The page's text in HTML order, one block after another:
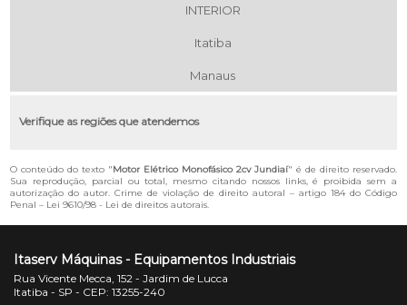
INTERIOR
Itatiba
Manaus
Verifique as regiões que atendemos
O conteúdo do texto "Motor Elétrico Monofásico 2cv Jundiaí" é de direito reservado.
Sua reprodução, parcial ou total, mesmo citando nossos links, é proibida sem a
autorização do autor. Crime de violação de direito autoral – artigo 184 do Código
Penal – Lei 9610/98 - Lei de direitos autorais.
Itaserv Máquinas - Equipamentos Industriais
Rua Vicente Mecca, 152 - Jardim de Lucca
Itatiba - SP - CEP: 13255-240